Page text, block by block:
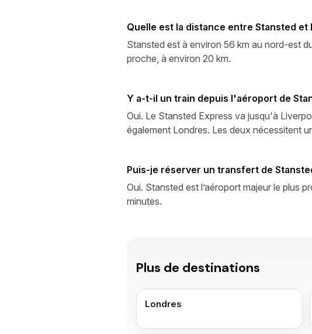
Quelle est la distance entre Stansted et
Stansted est à environ 56 km au nord-est
proche, à environ 20 km.
Y a-t-il un train depuis l'aéroport de
Oui. Le Stansted Express va jusqu'à
également Londres. Les deux nécessitent
Puis-je réserver un transfert de
Oui. Stansted est l’aéroport majeur le plus
minutes.
Plus de destinations
Londres